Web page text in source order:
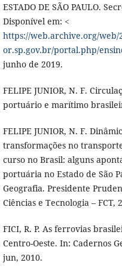
ESTADO DE SÃO PAULO.
Disponível em: <
https://web.archive.org/web/
or.sp.gov.br/portal.php/
junho de 2019.
FELIPE JUNIOR, N. F.
portuário e marítimo
FELIPE JUNIOR, N. F.
transformações no
curso no Brasil: alguns
portuária no Estado de São
Geografia. Presidente
Ciências e Tecnologia – FCT,
FICI, R. P. As ferrovias
Centro-Oeste. In: Cadernos
jun, 2010.